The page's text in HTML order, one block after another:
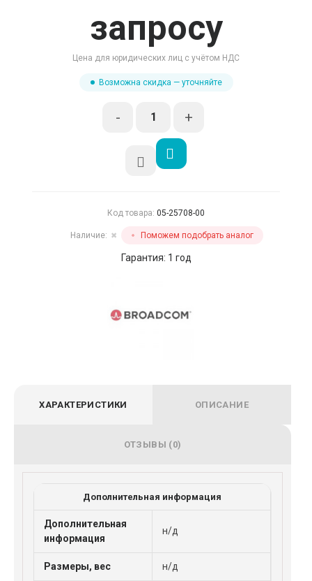
ХАРАКТЕРИСТИКИ ОПИСАНИЕ
ОТЗЫВЫ (0)
Дополнительная информация
Дополнительная
информация
н/д
Размеры, вес н/д
запросу
Цена для юридических лиц с учётом НДС
Возможна скидка — уточняйте
- +
Код товара: 05-25708-00
Наличие: ✖ Поможем подобрать аналог
Гарантия: 1 год